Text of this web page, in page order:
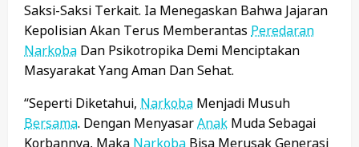
Saksi-Saksi Terkait. Ia Menegaskan Bahwa Jajaran
Kepolisian Akan Terus Memberantas Peredaran
Narkoba Dan Psikotropika Demi Menciptakan
Masyarakat Yang Aman Dan Sehat.
“Seperti Diketahui, Narkoba Menjadi Musuh
Bersama. Dengan MenyasarAnak Muda Sebagai
Korbannya, Maka Narkoba Bisa Merusak Generasi